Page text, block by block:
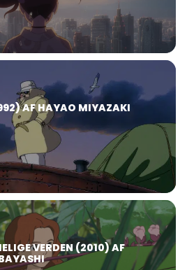
AF HAYAO MIYAZAKI
VERDEN (2010) AF